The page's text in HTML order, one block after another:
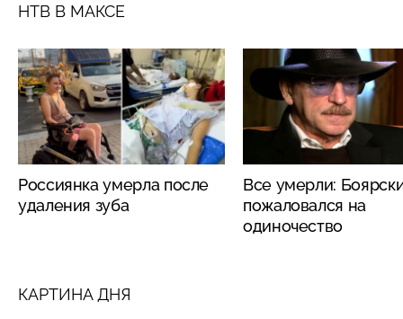
НТВ В МАКСЕ
Россиянка умерла после
удаления зуба
Все умерли:
пожаловался на
одиночество
КАРТИНА ДНЯ